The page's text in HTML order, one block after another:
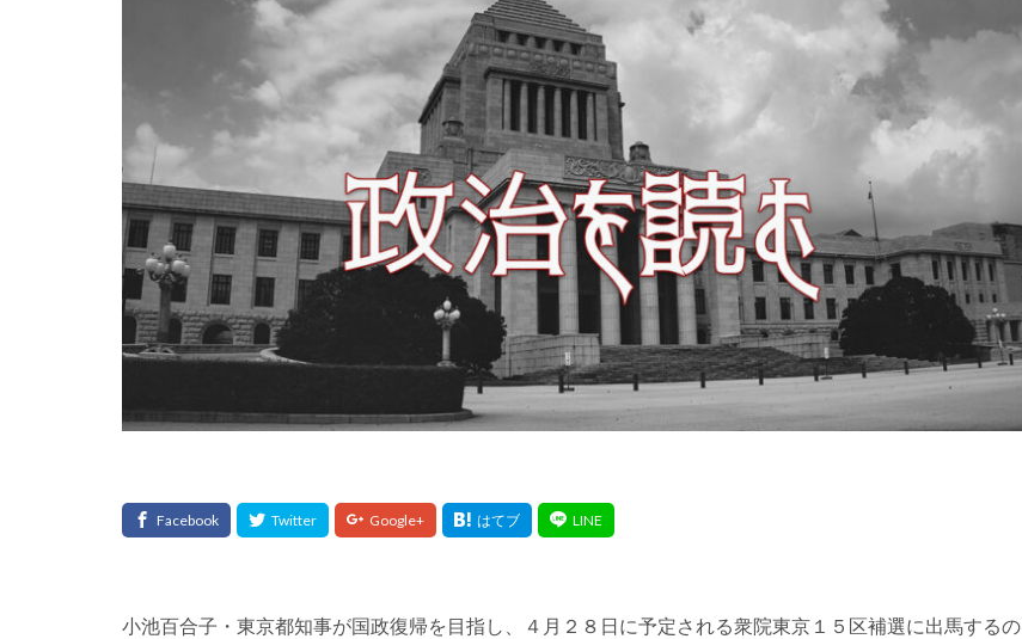
小池百合子・東京都知事が国政復帰を目指し、４月２８日に予定される衆院東京１５区補選に出馬するの